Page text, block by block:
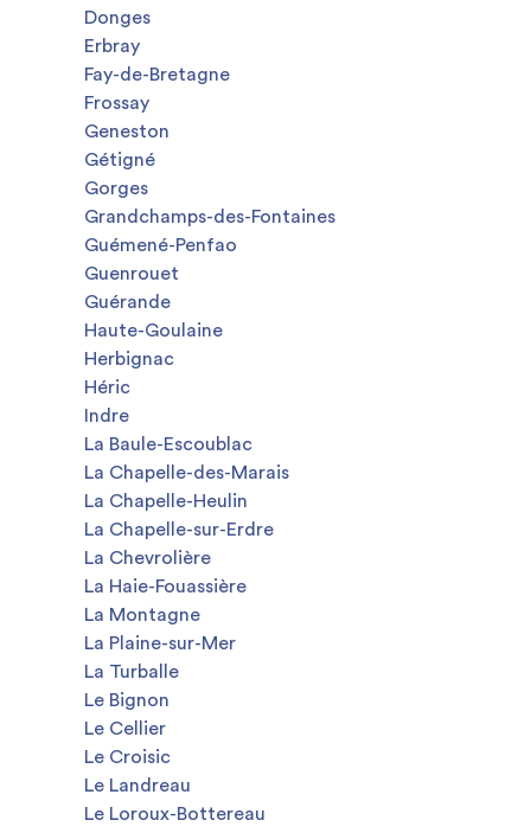
Donges
Erbray
Fay-de-Bretagne
Frossay
Geneston
Gétigné
Gorges
Grandchamps-des-Fontaines
Guémené-Penfao
Guenrouet
Guérande
Haute-Goulaine
Herbignac
Héric
Indre
La Baule-Escoublac
La Chapelle-des-Marais
La Chapelle-Heulin
La Chapelle-sur-Erdre
La Chevrolière
La Haie-Fouassière
La Montagne
La Plaine-sur-Mer
La Turballe
Le Bignon
Le Cellier
Le Croisic
Le Landreau
Le Loroux-Bottereau